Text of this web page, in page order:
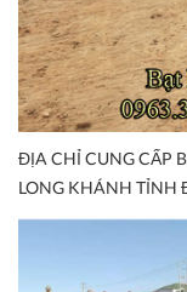
ĐỊA CHỈ CUNG CẤP
LONG KHÁNH TỈNH